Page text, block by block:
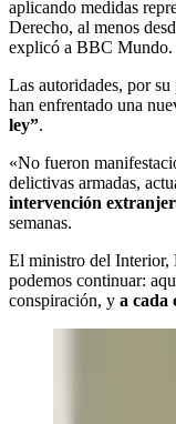
aplicando medidas
Derecho, al menos
explicó a BBC Mundo.
Las autoridades, por su
han enfrentado una
ley”.
«No fueron
delictivas armadas,
intervención
semanas.
El ministro del Interior,
podemos continuar:
conspiración, y a cada